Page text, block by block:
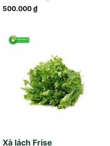
500.000₫
Xà lách Frise